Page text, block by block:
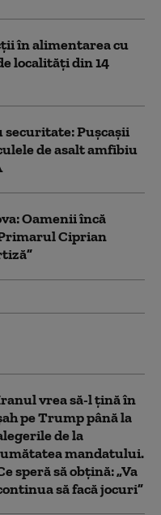
în alimentarea cu
localităţi din 14
Pușcașii
de asalt amfibiu
Oamenii încă
Ciprian
vrea să-l țină în
pe Trump până la
de la
mandatului.
speră să obțină: „Va
să facă jocuri”